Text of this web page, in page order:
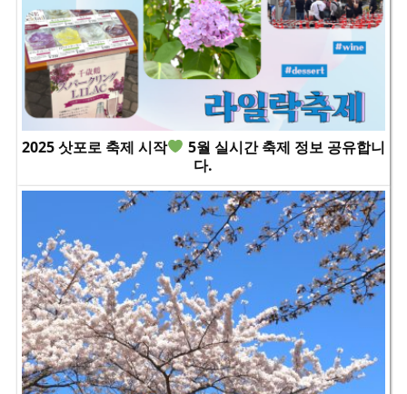
2025 삿포로 축제 시작
5월 실시간 축제 정보 공유합니
다.